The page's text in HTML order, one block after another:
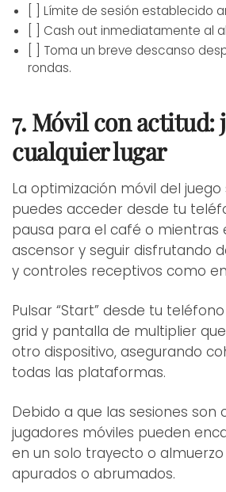
[ ] Límite de sesión establecido
[ ] Cash out inmediatamente al
[ ] Toma un breve descanso
rondas.
7. Móvil con actitud:
cualquier lugar
La optimización móvil del juego
puedes acceder desde tu
pausa para el café o mientras
ascensor y seguir disfrutando
y controles receptivos como
Pulsar “Start” desde tu
grid y pantalla de multiplier
otro dispositivo, asegurando
todas las plataformas.
Debido a que las sesiones son
jugadores móviles pueden
en un solo trayecto o
apurados o abrumados.